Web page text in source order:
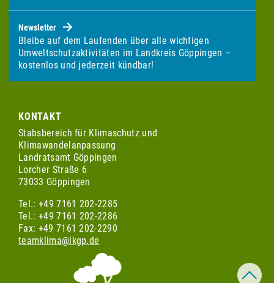
Newsletter
Bleibe auf dem Laufenden über alle wichtigen
Umweltschutzaktivitäten im Landkreis Göppingen –
kostenlos und jederzeit kündbar!
KONTAKT
Stabsbereich für Klimaschutz und
Klimawandelanpassung
Landratsamt Göppingen
Lorcher Straße 6
73033 Göppingen
Tel.: +49 7161 202-2285
Tel.: +49 7161 202-2286
Fax: +49 7161 202-2290
teamklima@lkgp.de